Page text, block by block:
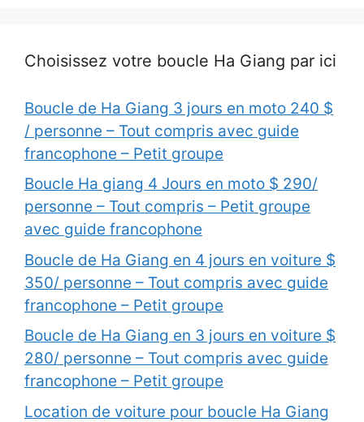
Choisissez votre boucle Ha Giang par ici
Boucle de Ha Giang 3 jours en moto 240 $
/ personne – Tout compris avec guide
francophone – Petit groupe
Boucle Ha giang 4 Jours en moto $ 290/
personne – Tout compris – Petit groupe
avec guide francophone
Boucle de Ha Giang en 4 jours en voiture $
350/ personne – Tout compris avec guide
francophone – Petit groupe
Boucle de Ha Giang en 3 jours en voiture $
280/ personne – Tout compris avec guide
francophone – Petit groupe
Location de voiture pour boucle Ha Giang